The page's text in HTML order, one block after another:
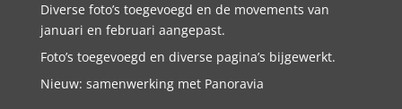
Diverse foto’s toegevoegd en de movements van
januari en februari aangepast.
Foto’s toegevoegd en diverse pagina’s bijgewerkt.
Nieuw: samenwerking met Panoravia